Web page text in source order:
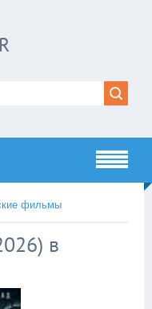
фильмы
в
нажмите на